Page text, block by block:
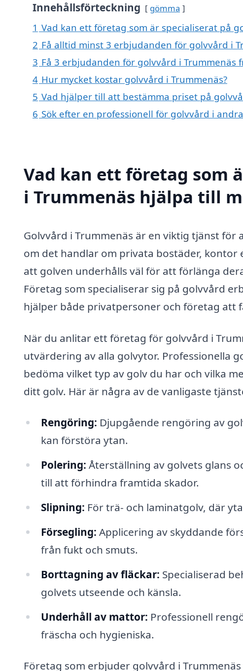
Innehållsförteckning gömma
1 Vad kan ett företag som är specialiserat på
2 Få alltid minst 3 erbjudanden för golvvård i
3 Få 3 erbjudanden för golvvård i Trummenäs
4 Hur mycket kostar golvvård i Trummenäs?
5 Vad hjälper till att bestämma priset på
6 Sök efter en professionell för golvvård i
Vad kan ett företag som
i Trummenäs hjälpa till
Golvvård i Trummenäs är en viktig tjänst för
om det handlar om privata bostäder, kontor
att golven underhålls väl för att förlänga
Företag som specialiserar sig på golvvård
hjälper både privatpersoner och företag att
När du anlitar ett företag för golvvård i
utvärdering av alla golvytor. Professionella
bedöma vilket typ av golv du har och vilka
ditt golv. Här är några av de vanligaste
Rengöring: Djupgående rengöring av
kan förstöra ytan.
Polering: Återställning av golvets glans
till att förhindra framtida skador.
Slipning: För trä- och laminatgolv, där
Försegling: Applicering av skyddande
från fukt och smuts.
Borttagning av fläckar: Specialiserad
golvets utseende och känsla.
Underhåll av mattor: Professionell
fräscha och hygieniska.
Företag som erbjuder golvvård i